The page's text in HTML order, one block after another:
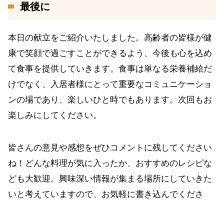
最後に
本日の献立をご紹介いたしました。高齢者の皆様が健
康で笑顔で過ごすことができるよう、今後も心を込め
て食事を提供していきます。食事は単なる栄養補給だ
けでなく、入居者様にとって重要なコミュニケーショ
ンの場であり、楽しいひと時でもあります。次回もお
楽しみにしてください。
皆さんの意見や感想をぜひコメントに残してください
ね！どんな料理が気に入ったか、おすすめのレシピな
ども大歓迎。興味深い情報が集まる場所にしていきた
いと考えていますので、お気軽に書き込んでくださ